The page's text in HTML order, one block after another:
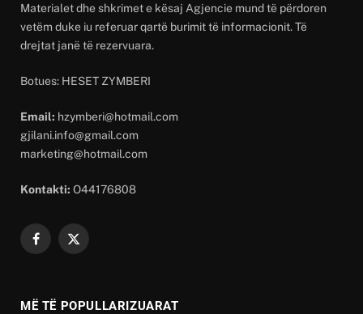
Materialet dhe shkrimet e kësaj Agjencie mund të përdoren
vetëm duke iu referuar qartë burimit të informacionit. Të
drejtat janë të rezervuara.
Botues: HESET ZYMBERI
Email: hzymberi@hotmail.com
gjilani.info@gmail.com
marketing@hotmail.com
Kontakti: O44176808
Facebook
X
MË TË POPULLARIZUARAT